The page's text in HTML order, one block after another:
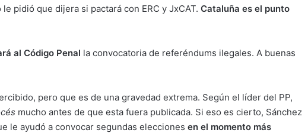
pidió que dijera si pactará con ERC y JxCAT. Cataluña es el punto
al Código Penal la convocatoria de referéndums ilegales. A buenas
pero que es de una gravedad extrema. Según el líder del PP,
mucho antes de que esta fuera publicada. Si eso es cierto, Sánchez
le ayudó a convocar segundas elecciones en el momento más